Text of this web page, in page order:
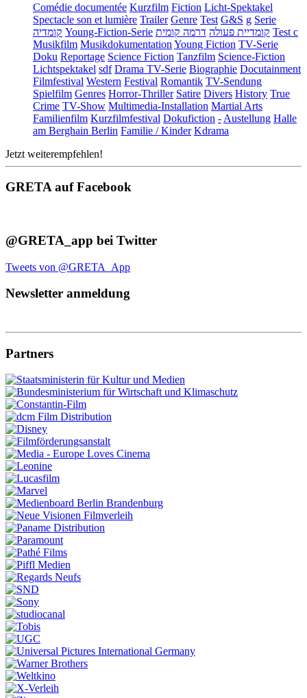
Comédie documentée Kurzfilm Fiction Licht-Spektakel
Spectacle son et lumière Trailer Genre Test G&S g Serie
קומדיה Young-Fiction-Serie קומדיית פעולה דרמה קומית
Test c
Musikfilm Musikdokumentation Young Fiction TV-Serie
Doku Reportage Science Fiction Tanzfilm Science-Fiction
Lichtspektakel sdf Drama TV-Serie Biographie Docutainment
Filmfestival Western Festival Romantik TV-Sendung
Spielfilm Genres Horror-Thriller Satire Divers History True
Crime TV-Show Multimedia-Installation Martial Arts
Familienfilm Kurzfilmfestival Dokufiction - Austellung Halle
am Berghain Berlin Familie / Kinder Kdrama
Jetzt weiterempfehlen!
GRETA auf Facebook
@GRETA_app bei Twitter
Tweets von @GRETA_App
Newsletter anmeldung
Partners